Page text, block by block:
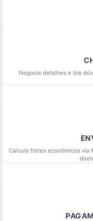
Negocie detalhes e tire
Calcule fretes econômicos via